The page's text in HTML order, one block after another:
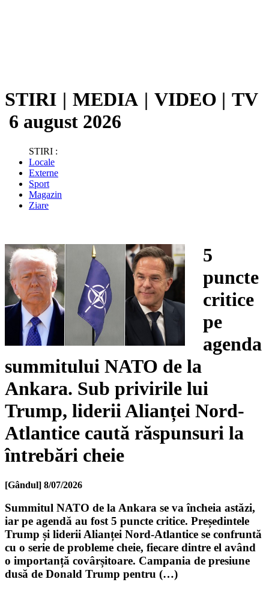
STIRI | MEDIA | VIDEO | TV
6 august 2026
STIRI :
Locale
Externe
Sport
Magazin
Ziare
5
puncte
critice
pe
agenda
summitului NATO de la
Ankara. Sub privirile lui
Trump, liderii Alianței Nord-
Atlantice caută răspunsuri la
întrebări cheie
[Gândul] 8/07/2026
Summitul NATO de la Ankara se va încheia astăzi,
iar pe agendă au fost 5 puncte critice. Președintele
Trump și liderii Alianței Nord-Atlantice se confruntă
cu o serie de probleme cheie, fiecare dintre el având
o importanță covârșitoare. Campania de presiune
dusă de Donald Trump pentru (…)